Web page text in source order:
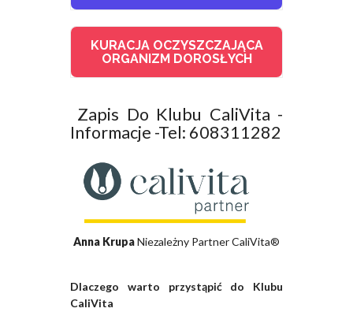
KURACJA OCZYSZCZAJĄCA
ORGANIZM DOROSŁYCH
Zapis Do Klubu CaliVita -
Informacje -Tel: 608311282
Anna KrupaNiezależny Partner CaliVita®
Dlaczego warto przystąpić do Klubu
CaliVita